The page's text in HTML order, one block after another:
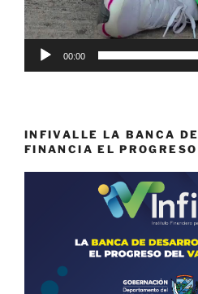
00:00
INFIVALLE LA BANCA
FINANCIA EL